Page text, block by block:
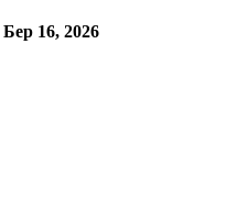
Бер 16, 2026